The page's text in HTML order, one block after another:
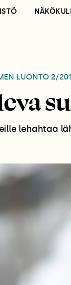
LUONTO 2/
lehahtaa